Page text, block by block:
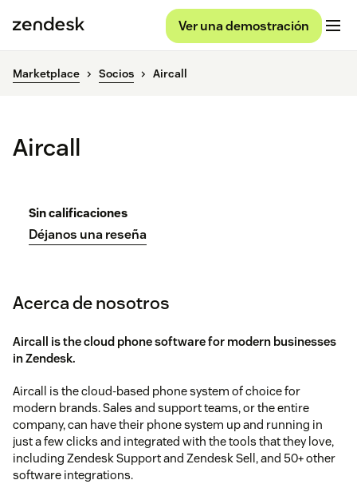
Ver una demostración
Marketplace Socios Aircall
Aircall
Sin calificaciones
Déjanos una reseña
Acerca de nosotros
Aircall is the cloud phone software for modern businesses
in Zendesk.
Aircall is the cloud-based phone system of choice for
modern brands. Sales and support teams, or the entire
company, can have their phone system up and running in
just a few clicks and integrated with the tools that they love,
including Zendesk Support and Zendesk Sell, and 50+ other
software integrations.